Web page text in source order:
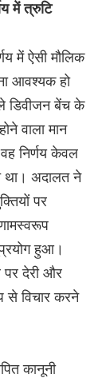
में त्रुटि
में ऐसी मौलिक
आवश्यक हो
डिवीजन बेंच के
वाला मान
निर्णय केवल
था। अदालत ने
पर
हुआ।
पर देरी और
से विचार करने
कानूनी